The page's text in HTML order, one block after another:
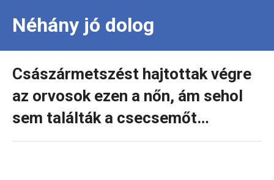
Néhány jó dolog
Császármetszést hajtottak végre
az orvosok ezen a nőn, ám sehol
sem találták a csecsemőt…